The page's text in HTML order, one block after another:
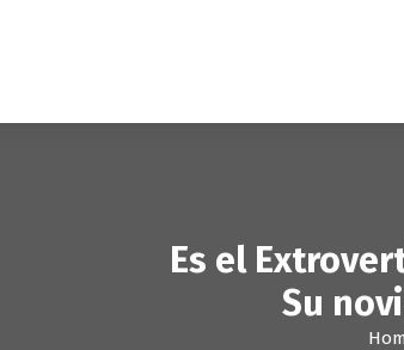
Es el
Su